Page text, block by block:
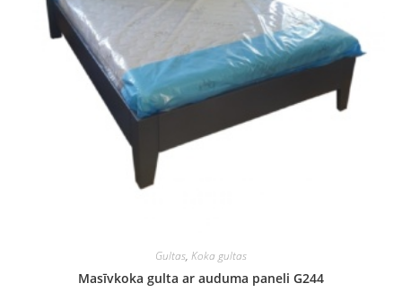
Gultas, Koka gultas
Masīvkoka gulta ar auduma paneli G244